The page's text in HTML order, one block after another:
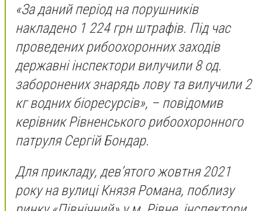
«За даний період на порушників
накладено 1 224 грн штрафів. Під час
проведених рибоохоронних заходів
державні інспектори вилучили 8 од.
заборонених знарядь лову та вилучили 2
кг водних біоресурсів», – повідомив
керівник Рівненського рибоохоронного
патруля Сергій Бондар.
Для прикладу, дев’ятого жовтня 2021
року на вулиці Князя Романа, поблизу